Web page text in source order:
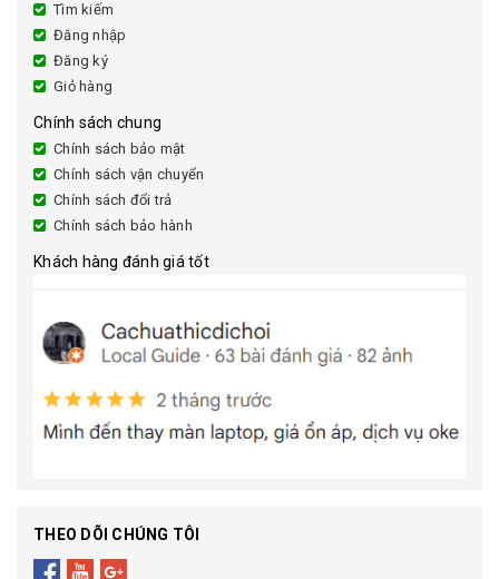
Tìm kiếm
Đăng nhập
Đăng ký
Giỏ hàng
Chính sách chung
Chính sách bảo mật
Chính sách vận chuyển
Chính sách đổi trả
Chính sách bảo hành
Khách hàng đánh giá tốt
THEO DÕI CHÚNG TÔI